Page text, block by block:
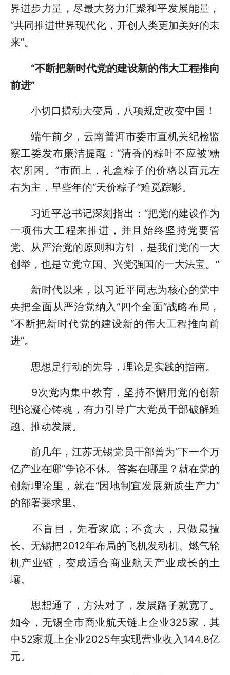
界进步力量，尽最大努力汇聚和平发展能量，
“共同推进世界现代化，开创人类更加美好的未
来”。
“不断把新时代党的建设新的伟大工程推向
前进”
小切口撬动大变局，八项规定改变中国！
端午前夕，云南普洱市委市直机关纪检监
察工委发布廉洁提醒：“清香的粽叶不应被‘糖
衣’所困。”市面上，礼盒粽子的价格以百元左
右为主，早些年的“天价粽子”难觅踪影。
习近平总书记深刻指出：“把党的建设作为
一项伟大工程来推进，并且始终坚持党要管
党、从严治党的原则和方针，是我们党的一大
创举，也是立党立国、兴党强国的一大法宝。”
新时代以来，以习近平同志为核心的党中
央把全面从严治党纳入“四个全面”战略布局，
“不断把新时代党的建设新的伟大工程推向前
进”。
思想是行动的先导，理论是实践的指南。
9次党内集中教育，坚持不懈用党的创新
理论凝心铸魂，有力引导广大党员干部破解难
题、推动发展。
前几年，江苏无锡党员干部曾为“下一个万
亿产业在哪”争论不休。答案在哪里？就在党的
创新理论里，就在“因地制宜发展新质生产力”
的部署要求里。
不盲目，先看家底；不贪大，只做最擅
长。无锡把2012年布局的飞机发动机、燃气轮
机产业链，变成适合商业航天产业成长的土
壤。
思想通了，方法对了，发展路子就宽了。
如今，无锡全市商业航天链上企业325家，其
中52家规上企业2025年实现营业收入144.8亿
元。